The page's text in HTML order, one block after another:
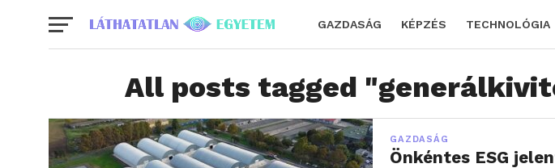
GAZDASÁG KÉPZÉS TECHNOLÓGIA
All posts tagged
GAZDASÁG
Önkéntes ESG